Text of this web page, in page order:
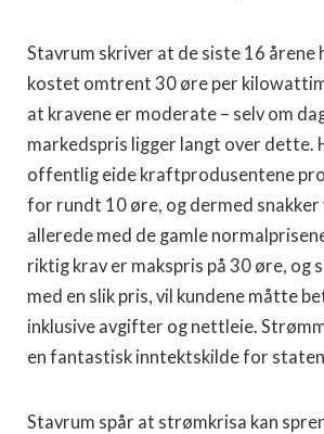
Stavrum skriver at de siste 16 årene
kostet omtrent 30 øre per
at kravene er moderate – selv om
markedspris ligger langt over dette.
offentlig eide kraftprodusentene
for rundt 10 øre, og dermed snakker
allerede med de gamle
riktig krav er makspris på 30 øre, og
med en slik pris, vil kundene måtte
inklusive avgifter og nettleie.
en fantastisk inntektskilde for
Stavrum spår at strømkrisa kan